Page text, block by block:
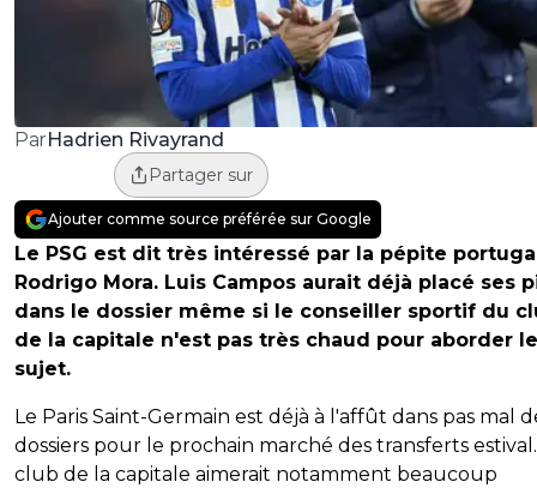
ParHadrien Rivayrand
Partager sur
Ajouter comme source préférée sur Google
Le PSG est dit très intéressé par la pépite
Rodrigo Mora. Luis Campos aurait déjà placé ses
dans le dossier même si le conseiller sportif du
de la capitale n'est pas très chaud pour aborder le
sujet.
Le Paris Saint-Germain est déjà à l'affût dans pas mal
dossiers pour le prochain marché des transferts
club de la capitale aimerait notamment beaucoup